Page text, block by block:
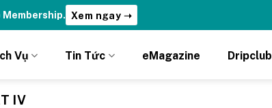
Nhận ưu đãi chỉ DÀNH RIÊNG cho Member DripClub!
Vụ Tin Tức eMagazine Dripclub
IV